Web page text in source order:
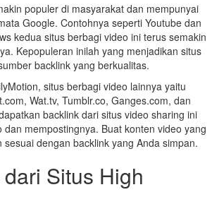
populer di masyarakat dan mempunyai
Google. Contohnya seperti Youtube dan
kedua situs berbagi video ini terus semakin
Kepopuleran inilah yang menjadikan situs
backlink yang berkualitas.
situs berbagi video lainnya yaitu
Wat.tv, Tumblr.co, Ganges.com, dan
backlink dari situs video sharing ini
mempostingnya. Buat konten video yang
dengan backlink yang Anda simpan.
Situs High